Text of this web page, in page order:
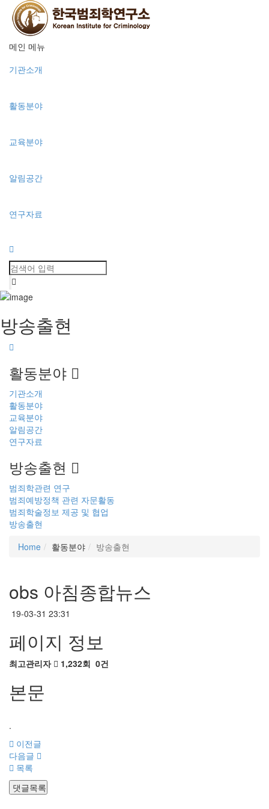
메인 메뉴
기관소개
활동분야
교육분야
알림공간
연구자료
Toggle
navigation
방송출현
활동분야
기관소개
활동분야
교육분야
알림공간
연구자료
방송출현
범죄학관련 연구
범죄예방정책 관련 자문활동
범죄학술정보 제공 및 협업
방송출현
Home
활동분야 방송출현
obs 아침종합뉴스
19-03-31 23:31
페이지 정보
최고관리자 1,232회 0건
본문
.
이전글
다음글
목록
댓글목록